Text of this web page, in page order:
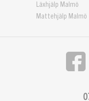
Läxhjälp Malmö
Mattehjälp Malmö